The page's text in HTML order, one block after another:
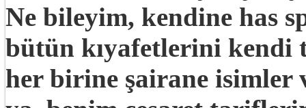
Ne bileyim, kendine has
bütün kıyafetlerini kendi
her birine şairane isimler